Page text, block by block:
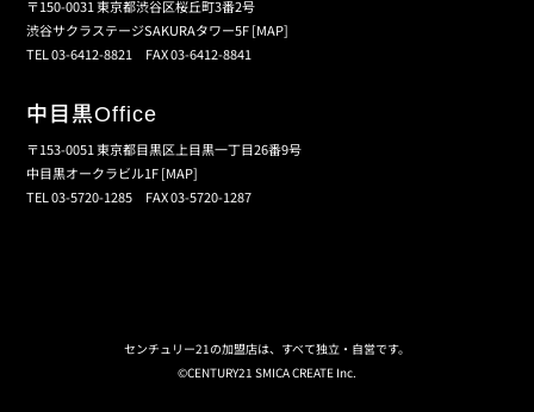
〒150-0031 東京都渋谷区桜丘町3番2号
渋谷サクラステージSAKURAタワー5F[MAP]
TEL 03-6412-8821 FAX 03-6412-8841
中目黒Office
〒153-0051 東京都目黒区上目黒一丁目26番9号
中目黒オークラビル1F[MAP]
TEL 03-5720-1285 FAX 03-5720-1287
センチュリー21の加盟店は、すべて独立・自営です。
©CENTURY21 SMICA CREATE Inc.